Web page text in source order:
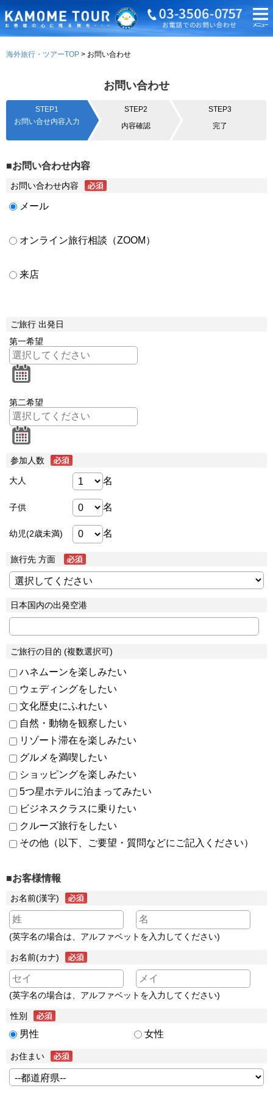
海外旅行・ツアーTOP お問い合わせ
お問い合わせ
STEP1
お問い合せ内容入力
STEP2
内容確認
STEP3
完了
■お問い合わせ内容
お問い合わせ内容
メール
オンライン旅行相談（ZOOM）
来店
ご旅行 出発日
第一希望
第二希望
参加人数
大人 名
子供 名
幼児(2歳未満) 名
旅行先 方面
日本国内の出発空港
ご旅行の目的 (複数選択可)
ハネムーンを楽しみたい
ウェディングをしたい
文化歴史にふれたい
自然・動物を観察したい
リゾート滞在を楽しみたい
グルメを満喫したい
ショッピングを楽しみたい
5つ星ホテルに泊まってみたい
ビジネスクラスに乗りたい
クルーズ旅行をしたい
その他（以下、ご要望・質問などにご記入ください）
■お客様情報
お名前(漢字)
(英字名の場合は、アルファベットを入力してください)
お名前(カナ)
(英字名の場合は、アルファベットを入力してください)
性別
男性 女性
お住まい